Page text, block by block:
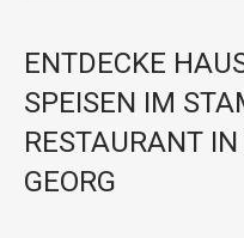
ENTDECKE
SPEISEN IM
RESTAURANT
GEORG